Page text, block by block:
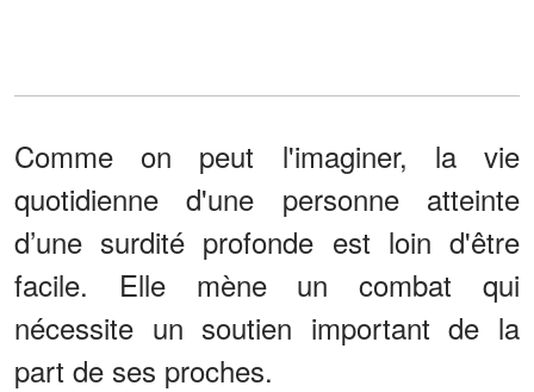
Comme on peut l'imaginer, la vie
quotidienne d'une personne atteinte
d’une surdité profonde est loin d'être
facile. Elle mène un combat qui
nécessite un soutien important de la
part de ses proches.